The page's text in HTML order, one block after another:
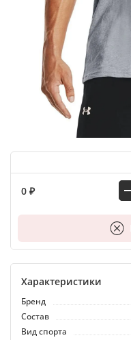
0 ₽
Характеристики
Бренд
Состав
Вид спорта